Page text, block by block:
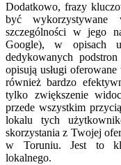
Dodatkowo, frazy
być
szczególności w jego
Google), w opisach
dedykowanych
opisują usługi
również bardzo
tylko zwiększenie
przede wszystkim
lokalu tych
skorzystania z Twojej
w Toruniu. Jest to
lokalnego.